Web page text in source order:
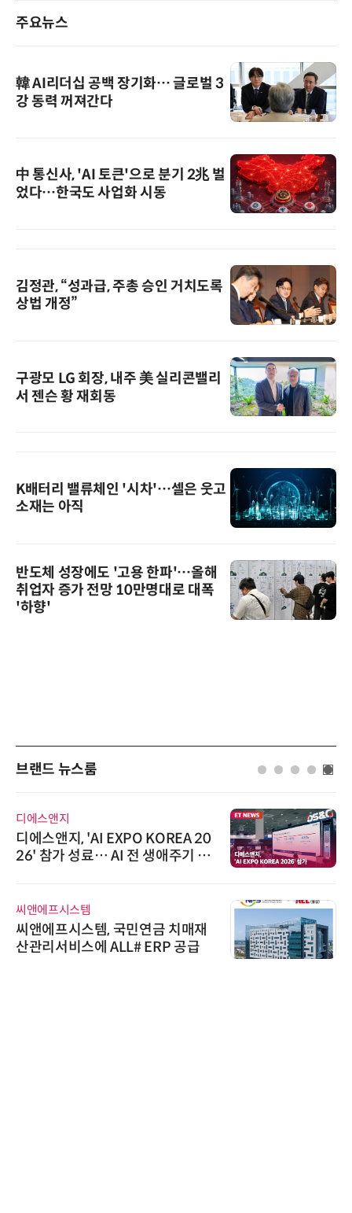
주요뉴스
韓 AI리더십 공백 장기화… 글로벌 3
강 동력 꺼져간다
中 통신사, 'AI 토큰'으로 분기 2兆 벌
었다…한국도 사업화 시동
김정관, “성과급, 주총 승인 거치도록
상법 개정”
구광모 LG 회장, 내주 美 실리콘밸리
서 젠슨 황 재회동
K배터리 밸류체인 '시차'…셀은 웃고
소재는 아직
반도체 성장에도 '고용 한파'…올해
취업자 증가 전망 10만명대로 대폭
'하향'
브랜드 뉴스룸
디에스앤지
디에스앤지, 'AI EXPO KOREA 20
26' 참가 성료… AI 전 생애주기 아
씨앤에프시스템
씨앤에프시스템, 국민연금 치매재
산관리서비스에 ALL# ERP 공급